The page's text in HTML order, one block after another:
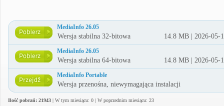
MediaInfo 26.05
Wersja stabilna 32-bitowa 14.8 MB | 2026-05-
MediaInfo 26.05
Wersja stabilna 64-bitowa 14.8 MB | 2026-05-
MediaInfo Portable
Wersja przenośna, niewymagająca instalacji
Ilość pobrań: 21943 | W tym miesiącu: 0 | W poprzednim miesiącu: 23